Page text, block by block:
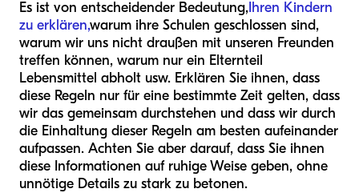
Es ist von entscheidender Bedeutung,Ihren Kindern
zu erklären,warum ihre Schulen geschlossen sind,
warum wir uns nicht draußen mit unseren Freunden
treffen können, warum nur ein Elternteil
Lebensmittel abholt usw. Erklären Sie ihnen, dass
diese Regeln nur für eine bestimmte Zeit gelten, dass
wir das gemeinsam durchstehen und dass wir durch
die Einhaltung dieser Regeln am besten aufeinander
aufpassen. Achten Sie aber darauf, dass Sie ihnen
diese Informationen auf ruhige Weise geben, ohne
unnötige Details zu stark zu betonen.